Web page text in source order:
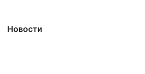
Новости